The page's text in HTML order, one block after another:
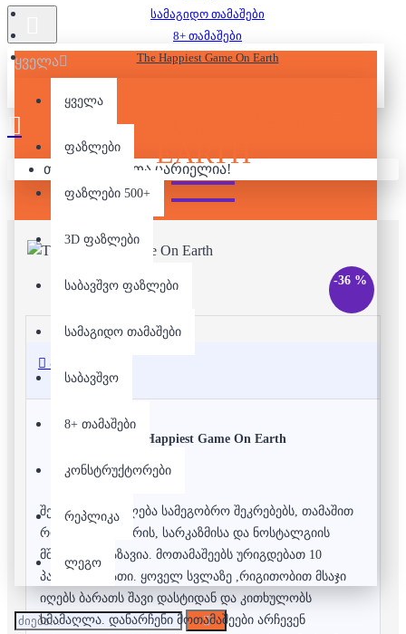
ყველა
ყველა
ფაზლები
ფაზლები 500+
3D ფაზლები
საბავშვო ფაზლები
სამაგიდო თამაშები
საბავშვო
8+ თამაშები
კონსტრუქტორები
რეპლიკა
ლეგო
თქვენი კალათა ცარიელია!
სამაგიდო თამაშები
8+ თამაშები
The Happiest Game On Earth
THE HAPPIEST GAME ON
EARTH
-36 %
აღწერა
The Happiest Game On Earth
შემატე მხიარულება სამეგობრო შეკრებებს, თამაშით
რომელიც იუმორის, სარკაზმისა და ნოსტალგიის
მშვენიერი ნაზავია. მოთამაშეებს ურიგდებათ 10
პასუხის ბარათი. ყოველ სვლაზე ,რიგითობით მსაჯი
იღებს ბარათს შავი დასტიდან და კითხულობს
ხმამაღლა. დანარჩენი მოთამაშეები არჩევენ